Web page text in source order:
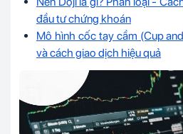
đầu tư chứng khoán
Mô hình cốc tay cầm (Cup
và cách giao dịch hiệu quả